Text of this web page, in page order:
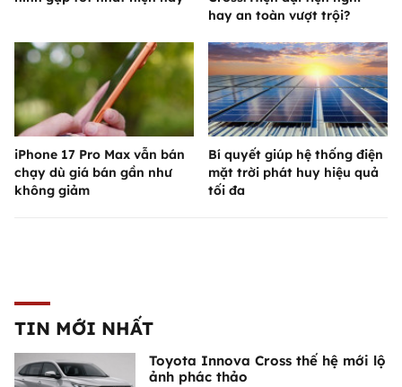
hay an toàn vượt trội?
iPhone 17 Pro Max vẫn bán
chạy dù giá bán gần như
không giảm
Bí quyết giúp hệ thống điện
mặt trời phát huy hiệu quả
tối đa
TIN MỚI NHẤT
Toyota Innova Cross thế hệ mới lộ
ảnh phác thảo